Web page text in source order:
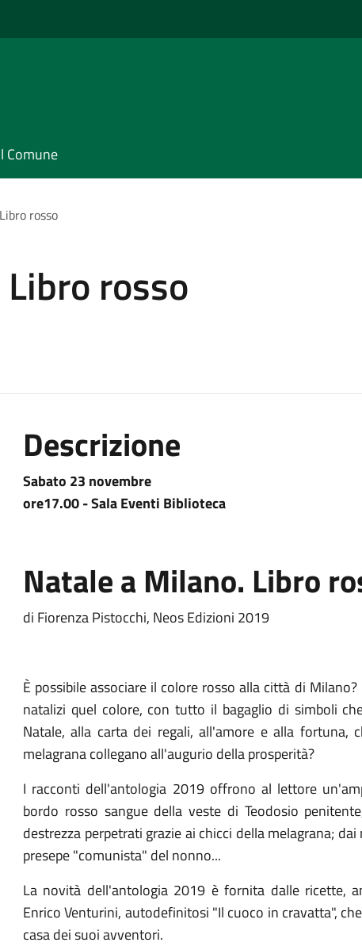
Comune
rosso
rosso
Descrizione
Sabato 23 novembre
ore17.00 - Sala Eventi Biblioteca
Natale a Milano. Libro
di Fiorenza Pistocchi, Neos Edizioni 2019
È possibile associare il colore rosso alla città di
natalizi quel colore, con tutto il bagaglio di simboli
Natale, alla carta dei regali, all'amore e alla fortuna,
melagrana collegano all'augurio della prosperità?
I racconti dell'antologia 2019 offrono al lettore
bordo rosso sangue della veste di Teodosio
destrezza perpetrati grazie ai chicci della melagrana;
presepe "comunista" del nonno...
La novità dell'antologia 2019 è fornita dalle ricette,
Enrico Venturini, autodefinitosi "Il cuoco in cravatta",
casa dei suoi avventori.